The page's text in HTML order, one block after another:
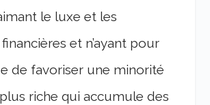
le luxe et les
et n’ayant pour
de favoriser une minorité
riche qui accumule des